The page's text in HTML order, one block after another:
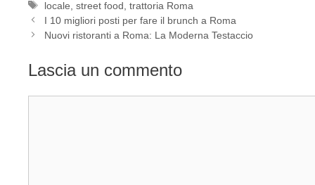
Tag
locale ,street food ,trattoria Roma
I 10 migliori posti per fare il brunch a Roma
Nuovi ristoranti a Roma: La Moderna Testaccio
Lascia un commento